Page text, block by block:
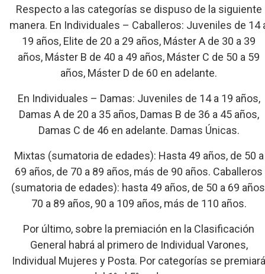
Respecto a las categorías se dispuso de la siguiente
manera. En Individuales – Caballeros: Juveniles de 14
19 años, Elite de 20 a 29 años, Máster A de 30 a 39
años, Máster B de 40 a 49 años, Máster C de 50 a 59
años, Máster D de 60 en adelante.
En Individuales – Damas: Juveniles de 14 a 19 años,
Damas A de 20 a 35 años, Damas B de 36 a 45 años,
Damas C de 46 en adelante. Damas Únicas.
Mixtas (sumatoria de edades): Hasta 49 años, de 50 a
69 años, de 70 a 89 años, más de 90 años. Caballeros
(sumatoria de edades): hasta 49 años, de 50 a 69
70 a 89 años, 90 a 109 años, más de 110 años.
Por último, sobre la premiación en la Clasificación
General habrá al primero de Individual Varones,
Individual Mujeres y Posta. Por categorías se